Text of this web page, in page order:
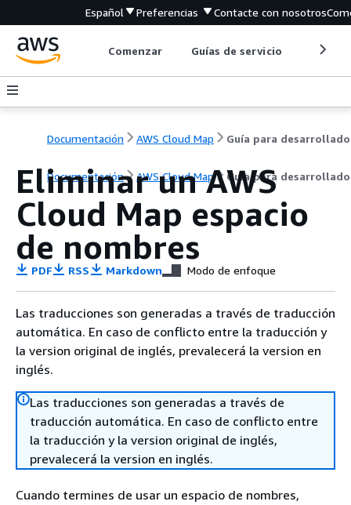
Español Preferencias Contacte con nosotros
Comenzar Guías de servicio
Documentación AWS Cloud Map Guía para
Documentación AWS Cloud Map Guía para
Eliminar un AWS
Cloud Map espacio
de nombres
PDF RSS Markdown Modo de enfoque
Las traducciones son generadas a través de traducción
automática. En caso de conflicto entre la traducción y
la version original de inglés, prevalecerá la version en
inglés.
Las traducciones son generadas a través de
traducción automática. En caso de conflicto entre
la traducción y la version original de inglés,
prevalecerá la version en inglés.
Cuando termines de usar un espacio de nombres,